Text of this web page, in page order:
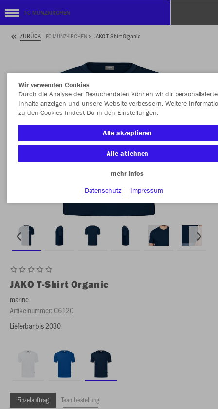
FC MÜNZKIRCHEN
ZURÜCK FC MÜNZKIRCHEN JAKO T-Shirt Organic
JAKO T-Shirt Organic
marine
Artikelnummer: C6120
Lieferbar bis 2030
Einzelauftrag Teambestellung
Wir verwenden Cookies
Durch die Analyse der Besucherdaten können wir dir personalisierte
Inhalte anzeigen und unsere Website verbessern. Weitere
zu den Cookies findest Du in den Einstellungen.
Alle akzeptieren
Alle ablehnen
mehr Infos
Datenschutz
Impressum